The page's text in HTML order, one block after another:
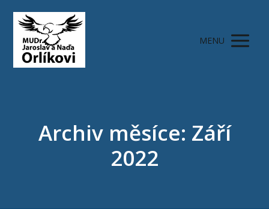
MENU
Archiv měsíce: Září
2022